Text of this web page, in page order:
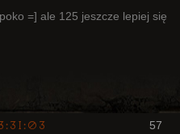
=] ale 125 jeszcze lepiej się
57